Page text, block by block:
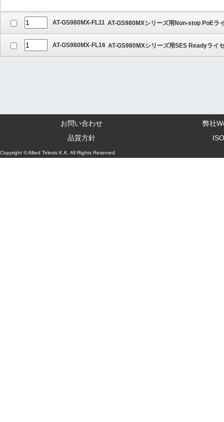
AT-GS980MX-FL11 AT-GS980MXシリーズ用Non-stop PoEラ
AT-GS980MX-FL16 AT-GS980MXシリーズ用SES Readyライ
お問い合わせ
弊社
品質方針
Copyright © Allied Telesis K.K. All Rights Reserved.